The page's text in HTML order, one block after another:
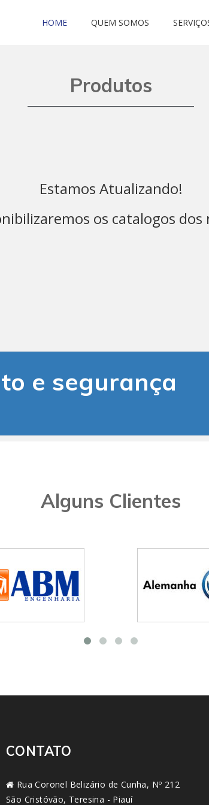
HOME QUEM SOMOS
Produtos
Estamos Atualizando!
os catalogos
e segurança
Alguns Clientes
CONTATO
Rua Coronel Belizário de Cunha, Nº 212
São Cristóvão, Teresina - Piauí